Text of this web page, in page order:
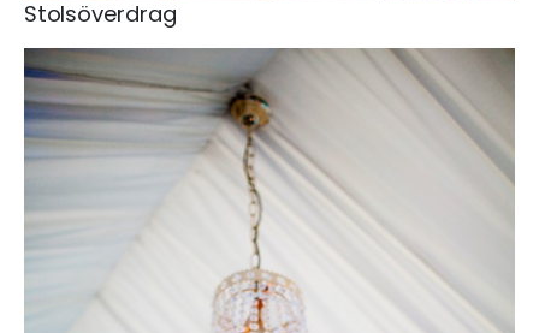
Stolsöverdrag